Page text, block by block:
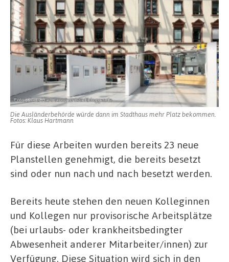
Die Ausländerbehörde würde dann im Stadthaus mehr Platz bekommen.
Fotos: Klaus Hartmann
Für diese Arbeiten wurden bereits 23 neue
Planstellen genehmigt, die bereits besetzt
sind oder nun nach und nach besetzt werden.
Bereits heute stehen den neuen Kolleginnen
und Kollegen nur provisorische Arbeitsplätze
(bei urlaubs- oder krankheitsbedingter
Abwesenheit anderer Mitarbeiter/innen) zur
Verfügung. Diese Situation wird sich in den